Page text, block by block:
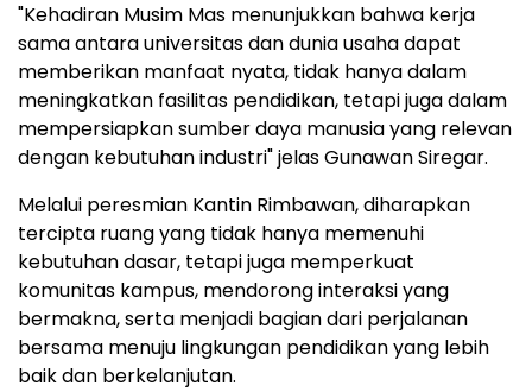
"Kehadiran Musim Mas menunjukkan bahwa kerja
sama antara universitas dan dunia usaha dapat
memberikan manfaat nyata, tidak hanya dalam
meningkatkan fasilitas pendidikan, tetapi juga dalam
mempersiapkan sumber daya manusia yang relevan
dengan kebutuhan industri" jelas Gunawan Siregar.
Melalui peresmian Kantin Rimbawan, diharapkan
tercipta ruang yang tidak hanya memenuhi
kebutuhan dasar, tetapi juga memperkuat
komunitas kampus, mendorong interaksi yang
bermakna, serta menjadi bagian dari perjalanan
bersama menuju lingkungan pendidikan yang lebih
baik dan berkelanjutan.